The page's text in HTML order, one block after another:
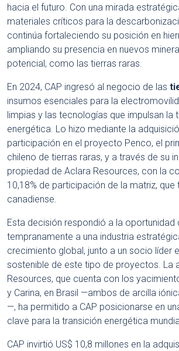
hacia el futuro. Con una mirada
materiales críticos para la
continúa fortaleciendo su posición en
ampliando su presencia en nuevos
potencial, como las tierras raras.
En 2024, CAP ingresó al negocio de las
insumos esenciales para la
limpias y las tecnologías que impulsan la
energética. Lo hizo mediante la
participación en el proyecto Penco, el
chileno de tierras raras, y a través de su
propiedad de Aclara Resources, con la
10,18% de participación de la matriz, que
canadiense.
Esta decisión respondió a la oportunidad
tempranamente a una industria
crecimiento global, junto a un socio líder
sostenible de este tipo de proyectos. La
Resources, que cuenta con los
y Carina, en Brasil —ambos de arcilla
—, ha permitido a CAP posicionarse en
clave para la transición energética
CAP invirtió US$ 10,8 millones en la